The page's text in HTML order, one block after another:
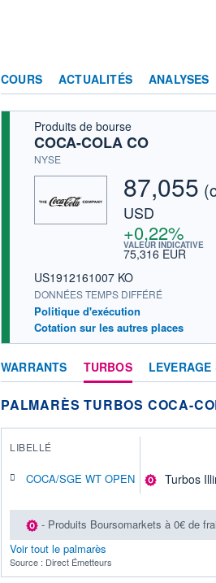
COURS ACTUALITÉS ANALYSES
Produits de bourse
COCA-COLA CO
NYSE
87,055
USD
+0,22%
VALEUR INDICATIVE
75,316 EUR
US1912161007 KO
DONNÉES TEMPS DIFFÉRÉ
Politique d'exécution
Cotation sur les autres places
WARRANTS TURBOS LEVERAGE
PALMARÈS TURBOS COCA-
LIBELLÉ
COCA/SGE WT OPEN Turbos
- Produits Boursomarkets à 0€ de
Voir tout le palmarès
Source : Direct Émetteurs